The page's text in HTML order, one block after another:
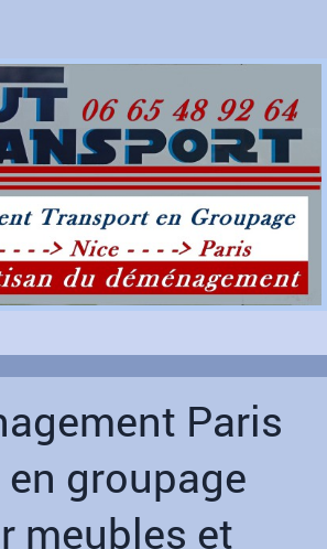
Paris
en groupage
meubles et